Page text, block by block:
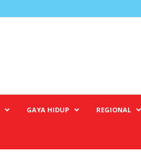
GAYA HIDUP REGIONAL